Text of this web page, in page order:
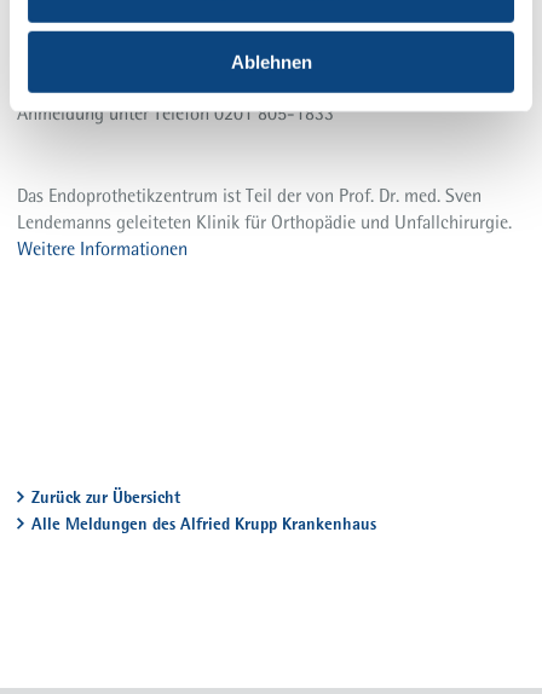
Ablehnen
Endoprothetik-Sprechstunde
10.30 bis 16.00 Uhr
Anmeldung unter Telefon 0201 805-1833
Das Endoprothetikzentrum ist Teil der von Prof. Dr. med. Sven
Lendemanns geleiteten Klinik für Orthopädie und Unfallchirurgie.
Weitere Informationen
Zurück zur Übersicht
Alle Meldungen des Alfried Krupp Krankenhaus